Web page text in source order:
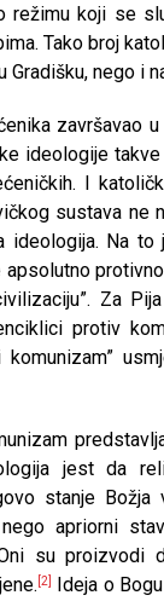
režimu koji se
Tako broj
Gradišku, nego i
završavao
ideologije
I
sustava ne
ideologija. Na
apsolutno
Za
protiv
jest da
stanje
apriorni
su
[2]
Ideja o